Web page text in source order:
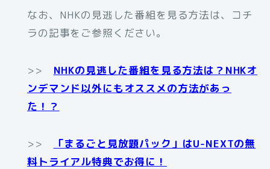
なお、NHKの見逃した番組を見る方法は、コチ
ラの記事をご参照ください。
>> NHKの見逃した番組を見る方法は？NHKオ
ンデマンド以外にもオススメの方法があっ
た！？
>>
「まるごと見放題パック」はU-NEXTの無
料トライアル特典でお得に！